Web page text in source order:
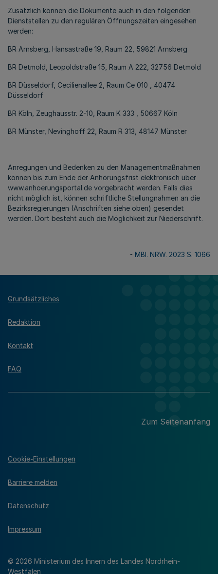
Zusätzlich können die Dokumente auch in den folgenden
Dienststellen zu den regulären Öffnungszeiten eingesehen
werden:
BR Arnsberg, Hansastraße 19, Raum 22, 59821 Arnsberg
BR Detmold, Leopoldstraße 15, Raum A 222, 32756 Detmold
BR Düsseldorf, Cecilienallee 2, Raum Ce 010 , 40474
Düsseldorf
BR Köln, Zeughausstr. 2-10, Raum K 333 , 50667 Köln
BR Münster, Nevinghoff 22, Raum R 313, 48147 Münster
Anregungen und Bedenken zu den Managementmaßnahmen
können bis zum Ende der Anhörungsfrist elektronisch über
www.anhoerungsportal.de vorgebracht werden. Falls dies
nicht möglich ist, können schriftliche Stellungnahmen an die
Bezirksregierungen (Anschriften siehe oben) gesendet
werden. Dort besteht auch die Möglichkeit zur Niederschrift.
- MBl. NRW. 2023 S. 1066
Grundsätzliches
Redaktion
Kontakt
FAQ
Zum Seitenanfang
© 2026 Ministerium des Innern des Landes Nordrhein-
Westfalen
Cookie-Einstellungen
Barriere melden
Datenschutz
Impressum